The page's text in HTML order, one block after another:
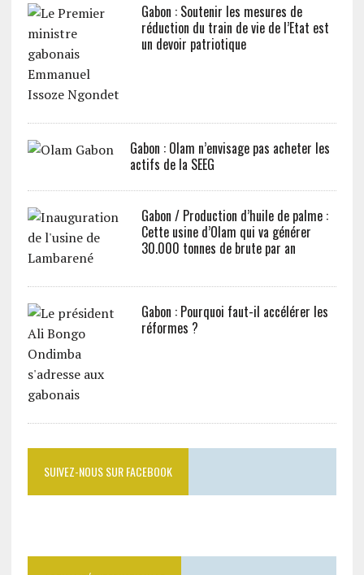
Gabon : Soutenir les mesures de
réduction du train de vie de l’Etat est
un devoir patriotique
Gabon : Olam n’envisage pas acheter les
actifs de la SEEG
Gabon / Production d’huile de palme :
Cette usine d’Olam qui va générer
30.000 tonnes de brute par an
Gabon : Pourquoi faut-il accélérer les
réformes ?
SUIVEZ-NOUS SUR FACEBOOK